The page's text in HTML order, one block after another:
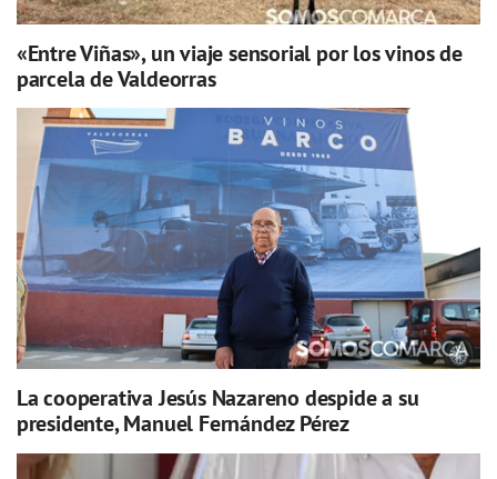
«Entre Viñas», un viaje sensorial por los vinos de
parcela de Valdeorras
La cooperativa Jesús Nazareno despide a su
presidente, Manuel Fernández Pérez